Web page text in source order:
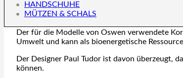
HANDSCHUHE
MÜTZEN & SCHALS
Crepe und Leder sind Naturprodukte, die
Materialien, die in der Herstellung als auch der
Der für die Modelle von Oswen verwendete
Umwelt und kann als bioenergetische
Der Designer Paul Tudor ist davon überzeugt,
können.